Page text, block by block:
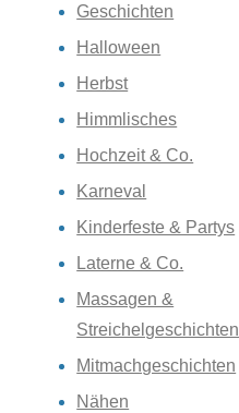
Geschichten
Halloween
Herbst
Himmlisches
Hochzeit & Co.
Karneval
Kinderfeste & Partys
Laterne & Co.
Massagen &
Streichelgeschichten
Mitmachgeschichten
Nähen